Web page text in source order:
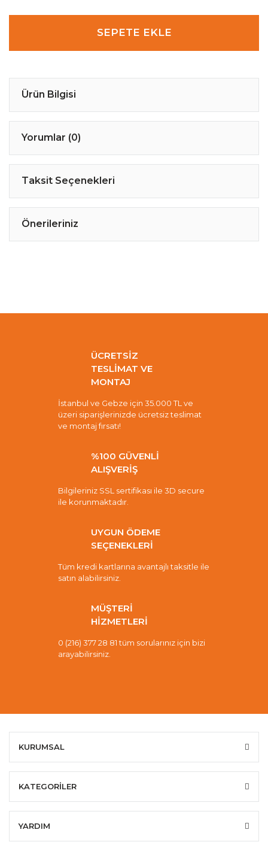
SEPETE EKLE
Ürün Bilgisi
Yorumlar (0)
Taksit Seçenekleri
Önerileriniz
ÜCRETSİZ
TESLİMAT VE
MONTAJ
İstanbul ve Gebze için 35.000 TL ve
üzeri siparişlerinizde ücretsiz teslimat
ve montaj fırsatı!
%100 GÜVENLİ
ALIŞVERİŞ
Bilgileriniz SSL sertifikası ile 3D secure
ile korunmaktadır.
UYGUN ÖDEME
SEÇENEKLERİ
Tüm kredi kartlarına avantajlı taksitle ile
satın alabilirsiniz.
MÜŞTERİ
HİZMETLERİ
0 (216) 377 28 81 tüm sorularınız için bizi
arayabilirsiniz.
KURUMSAL
KATEGORİLER
YARDIM